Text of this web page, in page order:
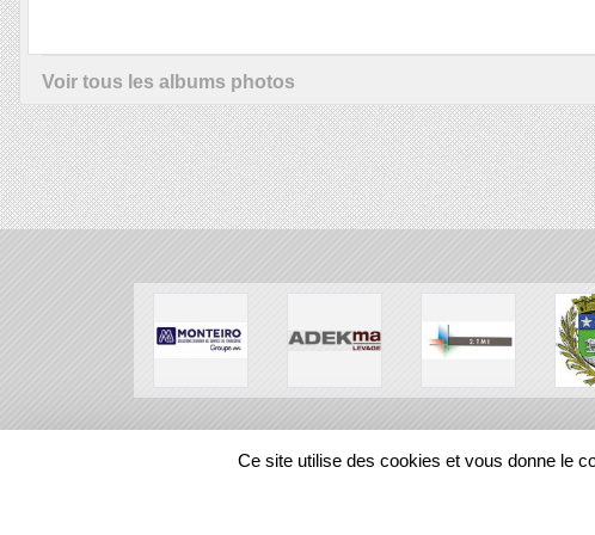
Voir tous les albums photos
REGIONS
Ce site utilise des cookies et vous donne le